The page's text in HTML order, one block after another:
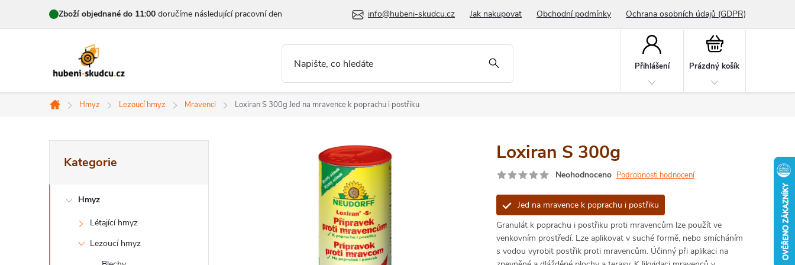
Zboží objednané do 11:00 doručíme následující pracovní den info@hubeni-skudcu.cz Jak nakupovat Obchodní podmínky Ochrana osobních údajů (GDPR)
Přihlášení
Nákupní
Prázdný košík
Domů
Hmyz Lezoucí hmyz Mravenci Loxiran S 300g Jed na mravence k poprachu i postřiku
kategorie
Kategorie
Hmyz
Létající hmyz
Lezoucí hmyz
Loxiran S 300g
Neohodnoceno Podrobnosti hodnocení
Jed na mravence k poprachu i postřiku
Granulát k poprachu i postřiku proti mravencům lze použít ve
venkovním prostředí. Lze aplikovat v suché formě, nebo smícháním
s vodou vyrobit postřik proti mravencům. Účinný při aplikaci na